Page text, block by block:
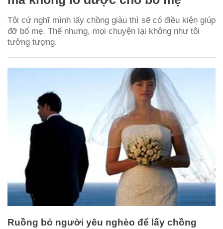
Tôi cứ nghĩ mình lấy chồng giàu thì sẽ có điều kiện giúp
đỡ bố mẹ. Thế nhưng, mọi chuyện lại không như tôi
tưởng tượng.
Ruồng bỏ người yêu nghèo để lấy chồng